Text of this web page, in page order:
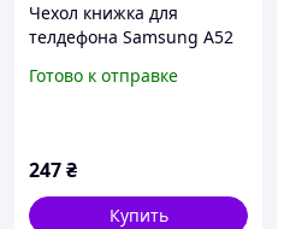
Чехол книжка для
телдефона Samsung A52
для телефона Samsung
Готово к отправке
247₴
Купить